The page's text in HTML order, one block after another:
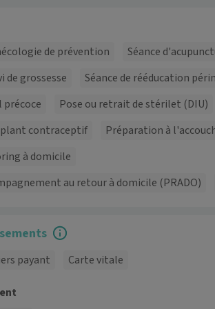
de prévention
Séance
de grossesse
Séance de rééducation
Pose ou retrait de stérilet (DIU)
contraceptif
Préparation à
à domicile
au retour à domicile (PRADO)
payant Carte vitale